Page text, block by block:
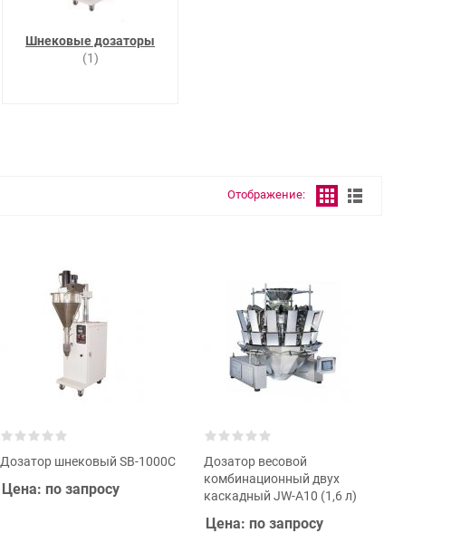
Шнековые дозаторы
(1)
Отображение:
Дозатор шнековый SB-1000C
Цена: по запросу
Дозатор весовой
комбинационный двух
каскадный JW-A10 (1,6 л)
Цена: по запросу